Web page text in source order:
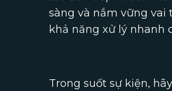
sàng và nắm vững vai
khả năng xử lý nhanh
Trong suốt sự kiện,